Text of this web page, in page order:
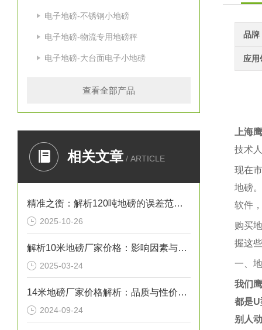
电子地磅-不锈钢小地磅
电子地磅-物流专用地磅秤
电子地磅-大台面电子小地磅
查看全部产品
相关文章 / ARTICLE
精准之衡：解析120吨地磅的误差范围与管理实践
2025-10-26
解析10米地磅厂家价格：影响因素与市场行情
2025-03-24
14米地磅厂家价格解析：品质与性价比的考量
2024-09-24
品牌
应用
上海
技术
现在
地磅
软件
购买
握这
一、
我们
都是U
别人